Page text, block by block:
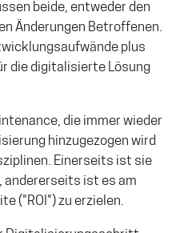
beide, entweder den
Änderungen Betroffenen.
plus
die digitalisierte Lösung
die immer wieder
hinzugezogen wird
Einerseits ist sie
andererseits ist es am
("ROI") zu erzielen.